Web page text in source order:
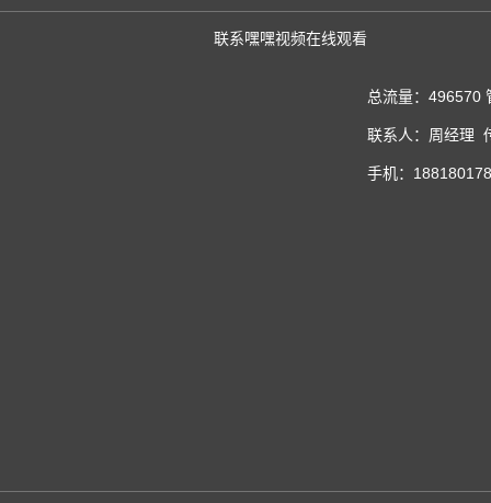
联系嘿嘿视频在线观看
总流量：496570
联系人：周经理
手机：